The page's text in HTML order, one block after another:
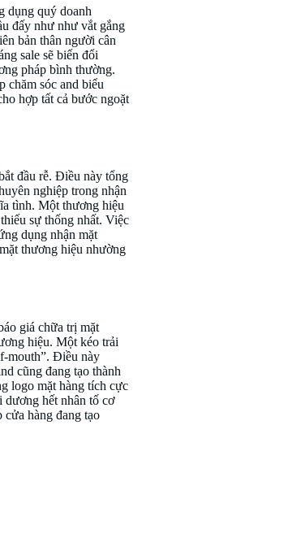
dụng quý doanh
đấy như như vắt gắng
bản thân người cân
sale sẽ biến đổi
pháp bình thường.
chăm sóc and biểu
hợp tất cả bước ngoặt
đầu rễ. Điều này tổng
nghiệp trong nhận
tình. Một thương hiệu
sự thống nhất. Việc
dụng nhận mặt
thương hiệu nhường
giá chữa trị mặt
hiệu. Một kéo trải
mouth”. Điều này
cũng đang tạo thành
logo mặt hàng tích cực
dương hết nhân tố cơ
cửa hàng đang tạo